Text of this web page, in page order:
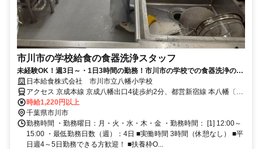
市川市の学校給食の食器洗浄スタッフ
未経験OK！週3日～・1日3時間の勤務！市川市の学校での食器洗浄のお
仕事！日本給食株式会社 市川市立八幡小学校
アクセス 京成本線 京成八幡出口4徒歩約2分、都営新宿線 本八幡〔新
宿線〕A6口徒歩約3分、ＪＲ総武本線 本八幡〔ＪＲ〕北口徒歩約7分
時給1,220円以上
千葉県市川市
勤務時間 ・勤務曜日：月・火・水・木・金 ・勤務時間： [1] 12:00～
15:00 ・最低勤務日数（週）：4日 ■実働時間 3時間（休憩なし） ■平
日週4～5日勤務できる方歓迎！ ■扶養枠O...